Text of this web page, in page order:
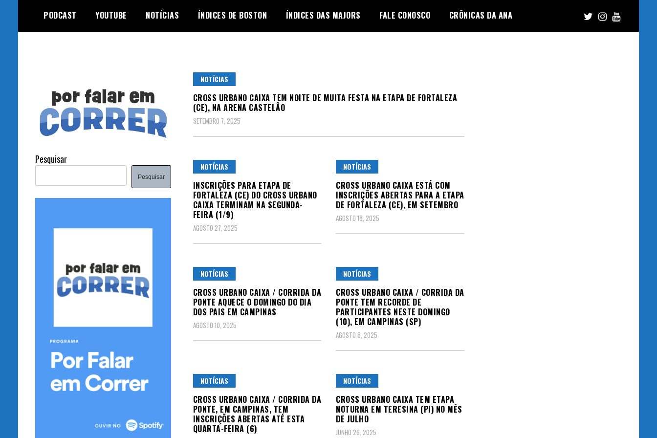
content
PODCAST YOUTUBE NOTÍCIAS ÍNDICES DE BOSTON ÍNDICES DAS MAJORS FALE CONOSCO CRÔNICAS DA ANA
NOTÍCIAS
CROSS URBANO CAIXA TEM NOITE DE MUITA FESTA NA ETAPA DE FORTALEZA
(CE), NA ARENA CASTELÃO
SETEMBRO 7, 2025
NOTÍCIAS
INSCRIÇÕES PARA ETAPA DE
FORTALEZA (CE) DO CROSS URBANO
CAIXA TERMINAM NA SEGUNDA-
FEIRA (1/9)
AGOSTO 27, 2025
NOTÍCIAS
CROSS URBANO CAIXA ESTÁ COM
INSCRIÇÕES ABERTAS PARA A ETAPA
DE FORTALEZA (CE), EM SETEMBRO
AGOSTO 18, 2025
NOTÍCIAS
CROSS URBANO CAIXA / CORRIDA DA
PONTE AQUECE O DOMINGO DO DIA
DOS PAIS EM CAMPINAS
AGOSTO 10, 2025
NOTÍCIAS
CROSS URBANO CAIXA / CORRIDA DA
PONTE TEM RECORDE DE
PARTICIPANTES NESTE DOMINGO
(10), EM CAMPINAS (SP)
AGOSTO 8, 2025
NOTÍCIAS
CROSS URBANO CAIXA / CORRIDA DA
PONTE, EM CAMPINAS, TEM
INSCRIÇÕES ABERTAS ATÉ ESTA
QUARTA-FEIRA (6)
NOTÍCIAS
CROSS URBANO CAIXA TEM ETAPA
NOTURNA EM TERESINA (PI) NO MÊS
DE JULHO
JUNHO 26, 2025
Pesquisar
Pesquisar